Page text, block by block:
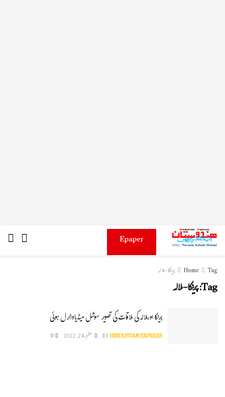
Epaper
Home Tag پرینکا-ملالہ
Tag:پرینکا-ملالہ
پرینکا اورملالہ کی ملاقات کی تصویر سوشل میڈیاوائرل ہوئی
BYHINDUSTAN EXPRESS ستمبر 24, 2022 0